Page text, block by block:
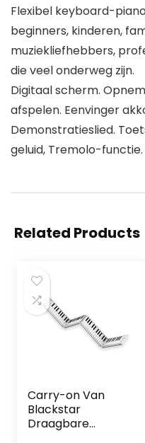
Flexibel keyboard-
beginners, kinderen,
muziekliefhebbers,
die veel onderweg zijn.
Digitaal scherm.
afspelen. Eenvinger
Demonstratieslied.
geluid, Tremolo-
Related Products
Carry-on Van
Blackstar
Draagbare